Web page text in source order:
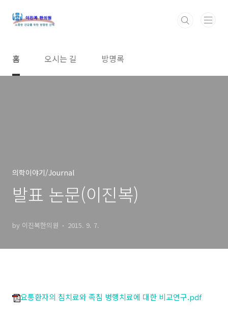
홈 오시는 길 방명록
의학이야기/Journal
발표 논문(이진복)
by 이진복한의원 2015. 9. 7.
요통환자의 침치료와 족침 병행치료에 대한 비교연구.pdf